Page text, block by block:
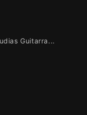
Guitarra...